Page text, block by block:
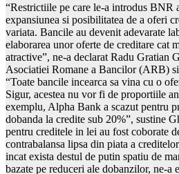
“Restrictiile pe care le-a introdus BNR
expansiunea si posibilitatea de a oferi
variata. Bancile au devenit adevarate
elaborarea unor oferte de creditare cat
atractive”, ne-a declarat Radu Gratian
Asociatiei Romane a Bancilor (ARB)
“Toate bancile incearca sa vina cu o
Sigur, acestea nu vor fi de proportiile
exemplu, Alpha Bank a scazut pentru
dobanda la credite sub 20%”, sustine
pentru creditele in lei au fost coborate
contrabalansa lipsa din piata a
incat exista destul de putin spatiu de
bazate pe reduceri ale dobanzilor, ne-a